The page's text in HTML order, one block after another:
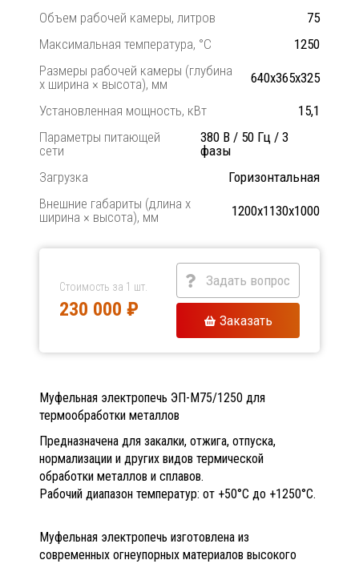
Объем рабочей камеры, литров
75
Максимальная температура, °C
1250
Размеры рабочей камеры (глубина
х ширина × высота), мм
640х365х325
Установленная мощность, кВт
15,1
Параметры питающей
сети
380 В / 50 Гц / 3
фазы
Загрузка
Горизонтальная
Внешние габариты (длина х
ширина × высота), мм
1200х1130х1000
Стоимость за 1 шт.
230 000 ₽
Задать вопрос
Заказать
Муфельная электропечь ЭП-М75/1250 для
термообработки металлов
Предназначена для закалки, отжига, отпуска,
нормализации и других видов термической
обработки металлов и сплавов.
Рабочий диапазон температур: от +50°C до +1250°C.
Муфельная электропечь изготовлена из
современных огнеупорных материалов высокого